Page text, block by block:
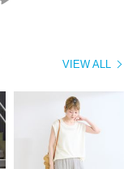
VIEW ALL